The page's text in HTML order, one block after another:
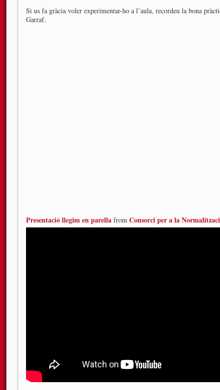
Si us fa gràcia voler experimentar-ho a l’aula, recordeu la bona
Garraf.
Presentació llegim en parella from Consorci per a la